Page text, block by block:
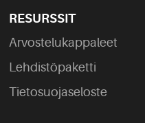
RESURSSIT
Arvostelukappaleet
Lehdistöpaketti
Tietosuojaseloste